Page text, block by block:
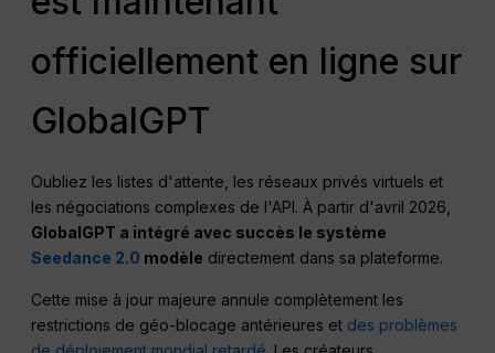
officiellement en ligne sur
GlobalGPT
Oubliez les listes d'attente, les réseaux privés virtuels et
les négociations complexes de l'API. À partir d'avril 2026,
GlobalGPT a intégré avec succès le système
Seedance 2.0 modèle directement dans sa plateforme.
Cette mise à jour majeure annule complètement les
restrictions de géo-blocage antérieures et des problèmes